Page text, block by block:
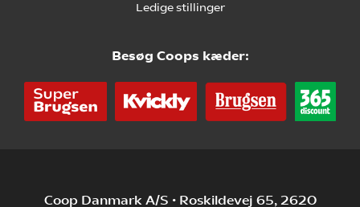
Ledige stillinger
Besøg Coops kæder:
Coop Danmark A/S • Roskildevej 65, 2620